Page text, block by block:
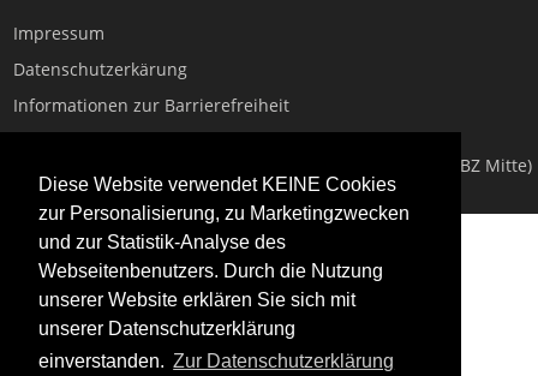
Diese Website verwendet KEINE Cookies
zur Personalisierung, zu Marketingzwecken
und zur Statistik-Analyse des
Webseitenbenutzers. Durch die Nutzung
unserer Website erklären Sie sich mit
unserer Datenschutzerklärung
einverstanden. Zur Datenschutzerklärung
Impressum
Datenschutzerkärung
Informationen zur Barrierefreiheit
Technisches Bildungszentrum Mitte (TBZ Mitte)